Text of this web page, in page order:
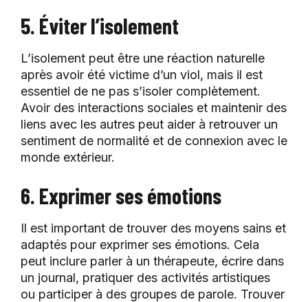
5. Éviter l’isolement
L’isolement peut être une réaction naturelle
après avoir été victime d’un viol, mais il est
essentiel de ne pas s’isoler complètement.
Avoir des interactions sociales et maintenir des
liens avec les autres peut aider à retrouver un
sentiment de normalité et de connexion avec le
monde extérieur.
6. Exprimer ses émotions
Il est important de trouver des moyens sains et
adaptés pour exprimer ses émotions. Cela
peut inclure parler à un thérapeute, écrire dans
un journal, pratiquer des activités artistiques
ou participer à des groupes de parole. Trouver